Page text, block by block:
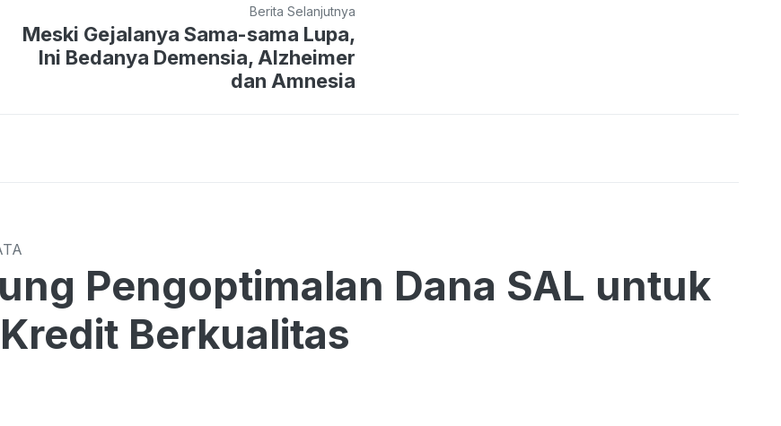
Berita Selanjutnya
Meski Gejalanya Sama-sama Lupa,
Ini Bedanya Demensia, Alzheimer
dan Amnesia
Pengoptimalan Dana SAL untuk
Berkualitas